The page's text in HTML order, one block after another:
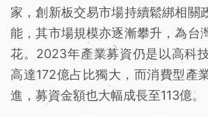
家，創新板交易市場持續鬆綁相關
能，其市場規模亦逐漸攀升，為台
花。2023年產業募資仍是以高科
高達172億占比獨大，而消費型產
進，募資金額也大幅成長至113億。